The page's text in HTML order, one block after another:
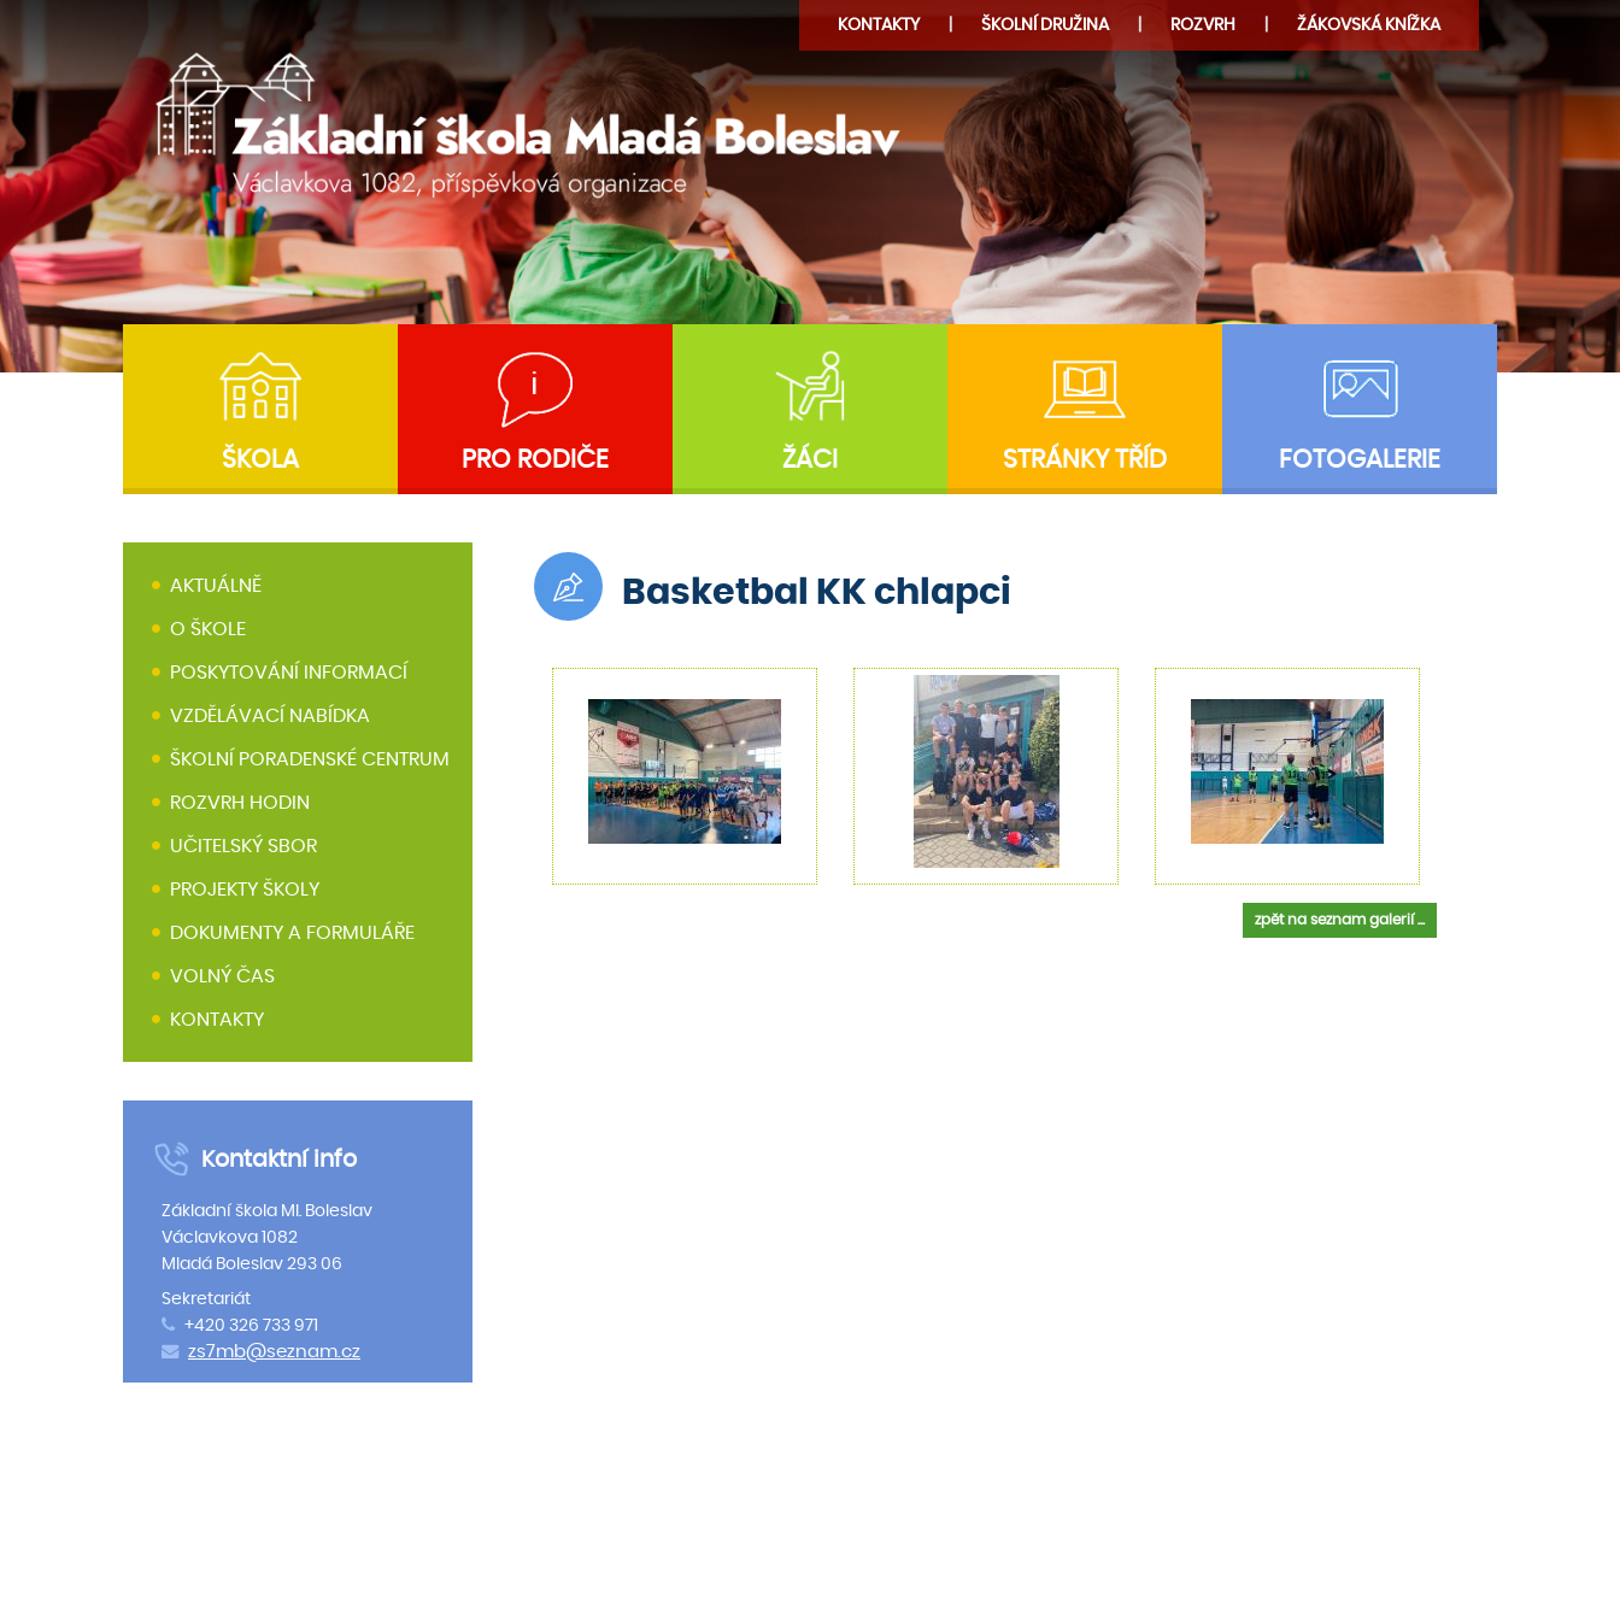
ŽÁKOVSKÁ KNÍŽKA
ROZVRH
ŠKOLNÍ DRUŽINA
KONTAKTY
ŠKOLA PRO RODIČE ŽÁCI STRÁNKY TŘÍD FOTOGALERIE
Basketbal KK chlapci
AKTUÁLNĚ
O ŠKOLE
POSKYTOVÁNÍ INFORMACÍ
VZDĚLÁVACÍ NABÍDKA
ŠKOLNÍ PORADENSKÉ CENTRUM
ROZVRH HODIN
UČITELSKÝ SBOR
PROJEKTY ŠKOLY
DOKUMENTY A FORMULÁŘE
VOLNÝ ČAS
KONTAKTY
Kontaktní info
Základní škola Ml. Boleslav
Václavkova 1082
Mladá Boleslav 293 06
Sekretariát
+420 326 733 971
zs7mb@seznam.cz
zpět na seznam galerií ...